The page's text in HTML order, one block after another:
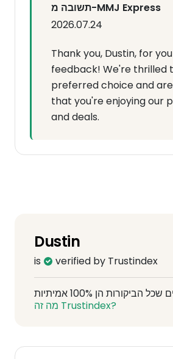
תשובה מ-MMJ Express
2026.07.24
Thank you, Dustin, for
feedback! We're thrilled
preferred choice and
that you're enjoying our
and deals.
Dustin
is verified by Trustindex
מה זה Trustindex?